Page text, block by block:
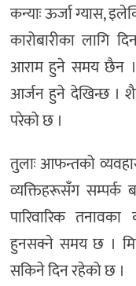
कन्याः ऊर्जा ग्यास,
कारोबारीका लागि
आराम हुने समय छैन ।
आर्जन हुने देखिन्छ ।
परेको छ ।
तुलाः आफन्तको
व्यक्तिहरूसँग
पारिवारिक
हुनसक्ने समय छ ।
सकिने दिन रहेको छ ।